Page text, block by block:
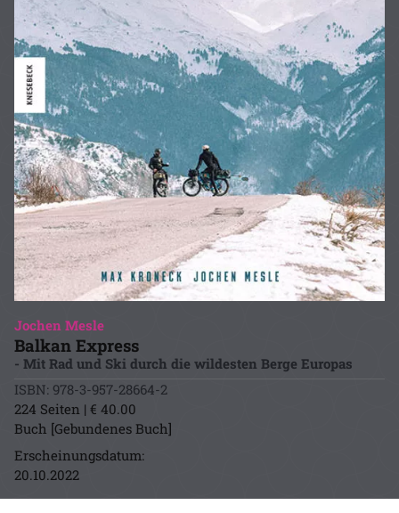
Jochen Mesle
Balkan Express
- Mit Rad und Ski durch die wildesten Berge Europas
ISBN: 978-3-957-28664-2
224 Seiten | € 40.00
Buch [Gebundenes Buch]
Erscheinungsdatum:
20.10.2022